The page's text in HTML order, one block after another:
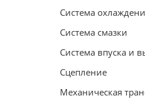
Система
Система смазки
Система впуска и
Сцепление
Механическая